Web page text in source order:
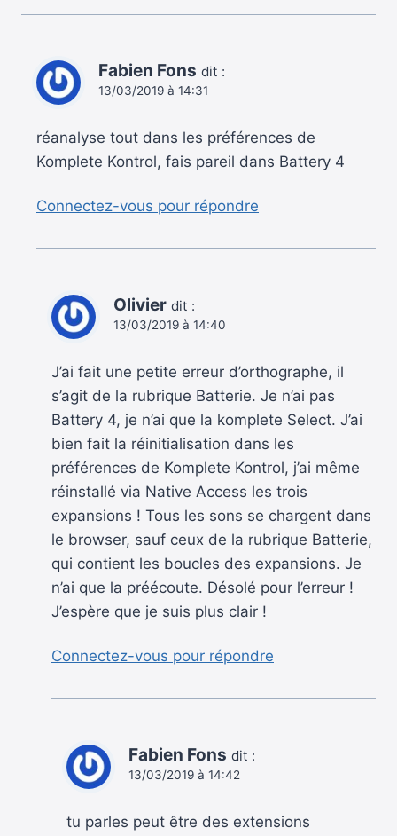
Fabien Fons dit :
13/03/2019 à 14:31
réanalyse tout dans les préférences de
Komplete Kontrol, fais pareil dans Battery 4
Connectez-vous pour répondre
Olivier dit :
13/03/2019 à 14:40
J’ai fait une petite erreur d’orthographe, il
s’agit de la rubrique Batterie. Je n’ai pas
Battery 4, je n’ai que la komplete Select. J’ai
bien fait la réinitialisation dans les
préférences de Komplete Kontrol, j’ai même
réinstallé via Native Access les trois
expansions ! Tous les sons se chargent dans
le browser, sauf ceux de la rubrique Batterie,
qui contient les boucles des expansions. Je
n’ai que la préécoute. Désolé pour l’erreur !
J’espère que je suis plus clair !
Connectez-vous pour répondre
Fabien Fons dit :
13/03/2019 à 14:42
tu parles peut être des extensions